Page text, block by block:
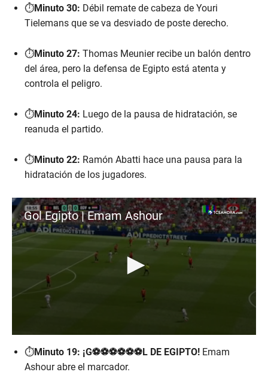
⏱️Minuto 30: Débil remate de cabeza de Youri
Tielemans que se va desviado de poste derecho.
⏱️Minuto 27: Thomas Meunier recibe un balón dentro
del área, pero la defensa de Egipto está atenta y
controla el peligro.
⏱️Minuto 24: Luego de la pausa de hidratación, se
reanuda el partido.
⏱️Minuto 22: Ramón Abatti hace una pausa para la
hidratación de los jugadores.
Gol Egipto | Emam Ashour
s
⏱️Minuto 19: ¡G⚽⚽⚽⚽⚽⚽L DE EGIPTO! Emam
Ashour abre el marcador.